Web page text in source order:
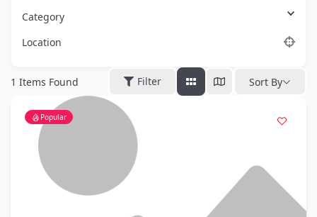
Category
Location
1 Items Found Filter Sort By
Popular